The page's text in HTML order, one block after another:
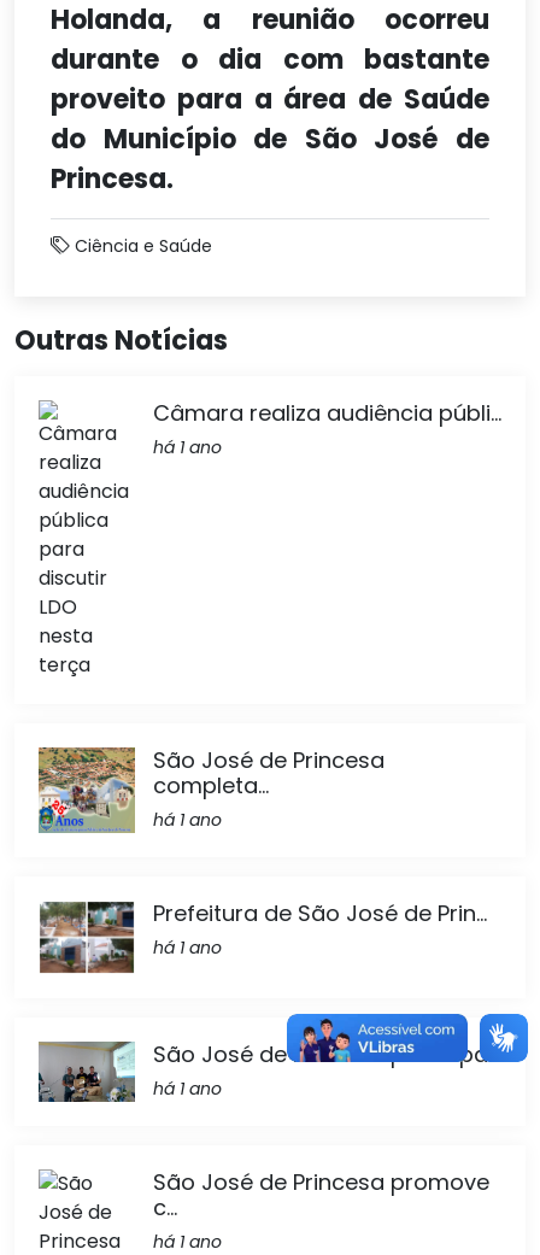
Holanda, a reunião ocorreu
durante o dia com bastante
proveito para a área de Saúde
do Município de São José de
Princesa.
Ciência e Saúde
Outras Notícias
Câmara realiza audiência públi...
há 1 ano
São José de Princesa
completa...
há 1 ano
Prefeitura de São José de Prin...
há 1 ano
São José de Princesa participa...
há 1 ano
São José de Princesa promove
c...
há 1 ano